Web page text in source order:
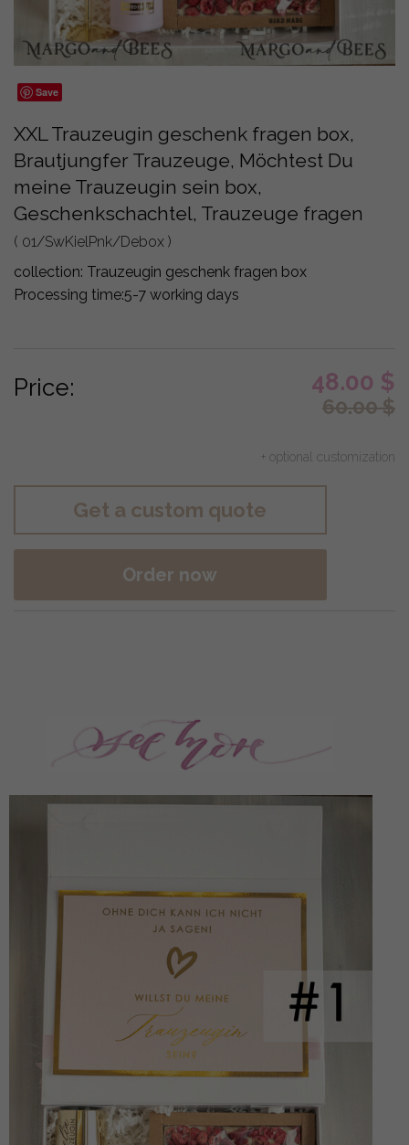
Save
XXL Trauzeugin geschenk fragen box,
Brautjungfer Trauzeuge, Möchtest Du
meine Trauzeugin sein box,
Geschenkschachtel, Trauzeuge fragen
( 01/SwKielPnk/Debox )
collection: Trauzeugin geschenk fragen box
Processing time:5-7 working days
Price: 48.00 $
60.00$
+ optional customization
Get a custom quote
Order now